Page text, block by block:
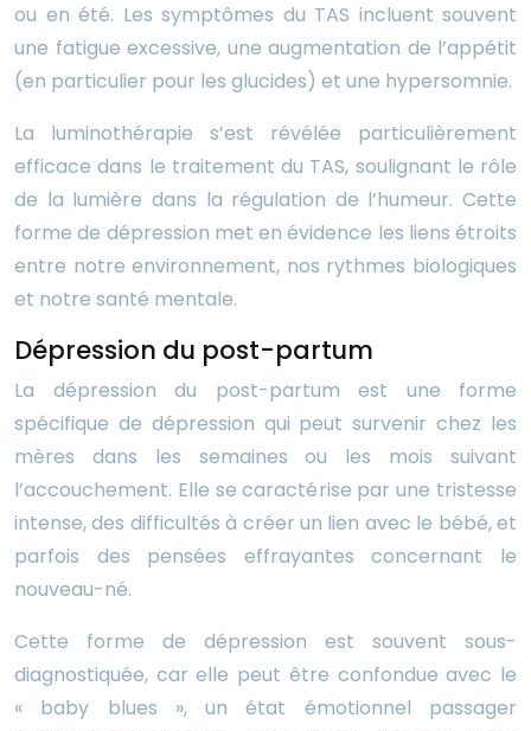
ou en été. Les symptômes du TAS incluent souvent
une fatigue excessive, une augmentation de l’appétit
(en particulier pour les glucides) et une hypersomnie.
La luminothérapie s’est révélée particulièrement
efficace dans le traitement du TAS, soulignant le rôle
de la lumière dans la régulation de l’humeur. Cette
forme de dépression met en évidence les liens étroits
entre notre environnement, nos rythmes biologiques
et notre santé mentale.
Dépression du post-partum
La dépression du post-partum est une forme
spécifique de dépression qui peut survenir chez les
mères dans les semaines ou les mois suivant
l’accouchement. Elle se caractérise par une tristesse
intense, des difficultés à créer un lien avec le bébé, et
parfois des pensées effrayantes concernant le
nouveau-né.
Cette forme de dépression est souvent sous-
diagnostiquée, car elle peut être confondue avec le
« baby blues », un état émotionnel passager